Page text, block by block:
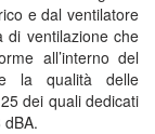
e dal ventilatore
di ventilazione che
all’interno del
la qualità delle
dei quali dedicati